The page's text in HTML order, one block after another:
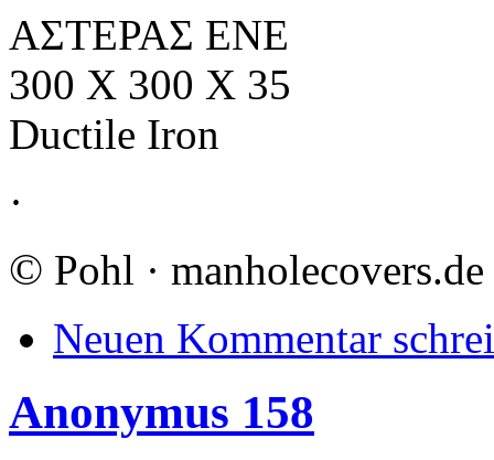
ΑΣΤΕΡΑΣ ΕΝΕ
300 X 300 X 35
Ductile Iron
·
© Pohl · manholecovers.de
Neuen Kommentar
Anonymus 158